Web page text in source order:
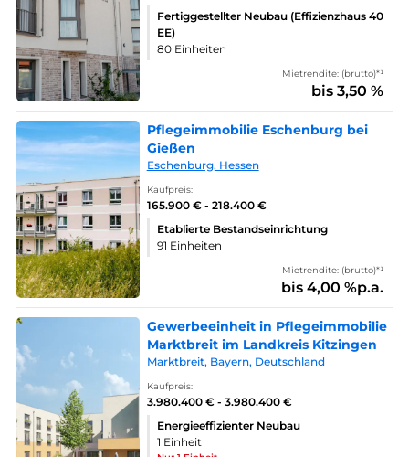
Fertiggestellter Neubau (Effizienzhaus 40
EE)
80 Einheiten
Mietrendite: (brutto)*¹
bis 3,50 %
Pflegeimmobilie Eschenburg bei
Gießen
Eschenburg, Hessen
Kaufpreis:
165.900 € - 218.400 €
Etablierte Bestandseinrichtung
91 Einheiten
Mietrendite: (brutto)*¹
bis 4,00 %p.a.
Gewerbeeinheit in Pflegeimmobilie
Marktbreit im Landkreis Kitzingen
Marktbreit, Bayern, Deutschland
Kaufpreis:
3.980.400 € - 3.980.400 €
Energieeffizienter Neubau
1 Einheit